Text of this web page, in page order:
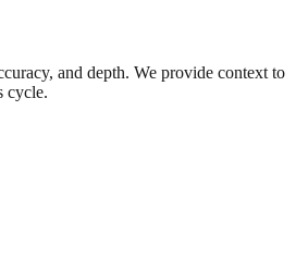
and depth. We provide context to
cycle.